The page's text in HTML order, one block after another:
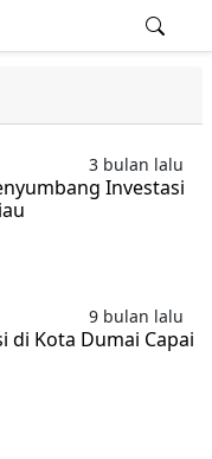
3 bulan lalu
Investasi
9 bulan lalu
di Kota Dumai Capai